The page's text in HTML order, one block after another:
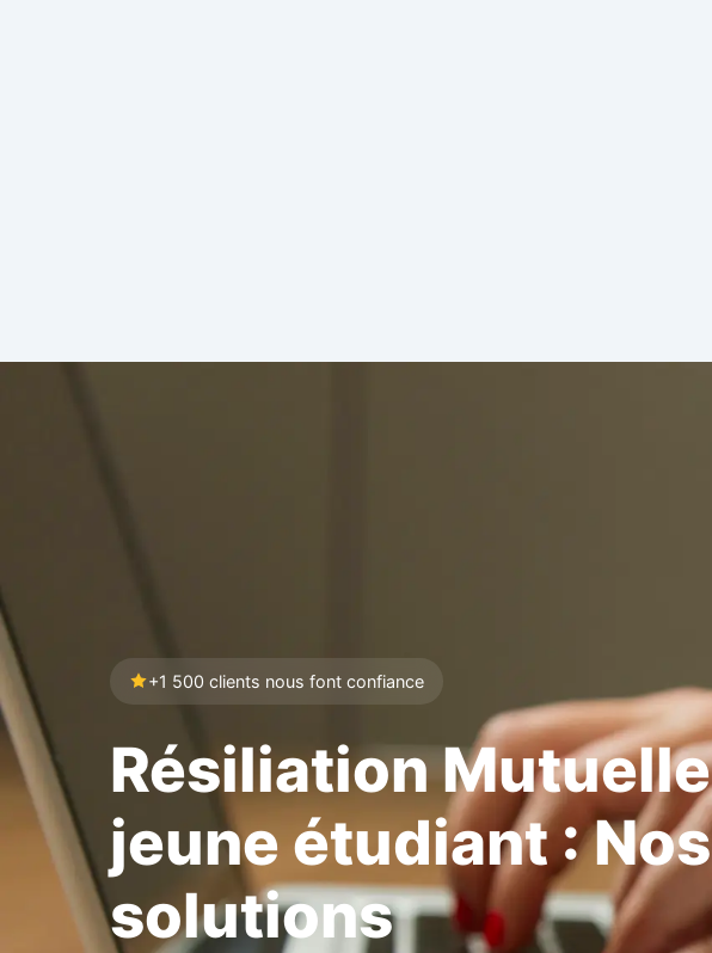
+1 500 clients nous font confiance
Résiliation Mutuelle
jeune étudiant : Nos
solutions